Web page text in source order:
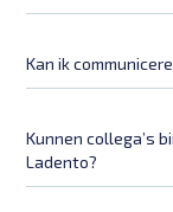
Kan ik
Kunnen collega’s
Ladento?